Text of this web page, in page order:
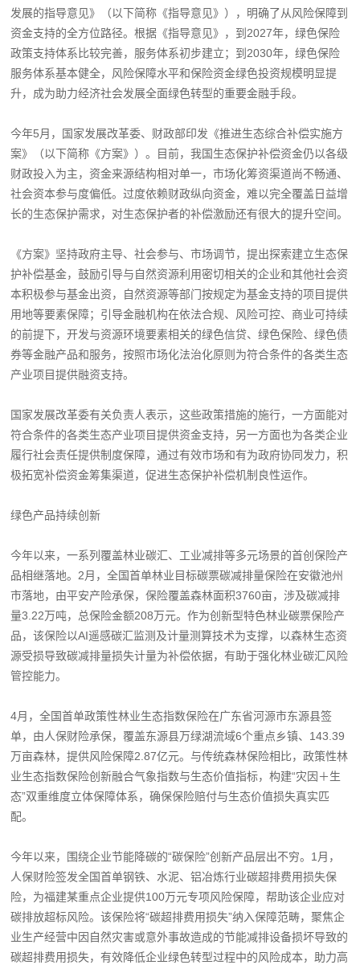
发展的指导意见》（以下简称《指导意见》），明确了从风险保障到
资金支持的全方位路径。根据《指导意见》，到2027年，绿色保险
政策支持体系比较完善，服务体系初步建立；到2030年，绿色保险
服务体系基本健全，风险保障水平和保险资金绿色投资规模明显提
升，成为助力经济社会发展全面绿色转型的重要金融手段。
今年5月，国家发展改革委、财政部印发《推进生态综合补偿实施方
案》（以下简称《方案》）。目前，我国生态保护补偿资金仍以各级
财政投入为主，资金来源结构相对单一，市场化筹资渠道尚不畅通、
社会资本参与度偏低。过度依赖财政纵向资金，难以完全覆盖日益增
长的生态保护需求，对生态保护者的补偿激励还有很大的提升空间。
《方案》坚持政府主导、社会参与、市场调节，提出探索建立生态保
护补偿基金，鼓励引导与自然资源利用密切相关的企业和其他社会资
本积极参与基金出资，自然资源等部门按规定为基金支持的项目提供
用地等要素保障；引导金融机构在依法合规、风险可控、商业可持续
的前提下，开发与资源环境要素相关的绿色信贷、绿色保险、绿色债
券等金融产品和服务，按照市场化法治化原则为符合条件的各类生态
产业项目提供融资支持。
国家发展改革委有关负责人表示，这些政策措施的施行，一方面能对
符合条件的各类生态产业项目提供资金支持，另一方面也为各类企业
履行社会责任提供制度保障，通过有效市场和有为政府协同发力，积
极拓宽补偿资金筹集渠道，促进生态保护补偿机制良性运作。
绿色产品持续创新
今年以来，一系列覆盖林业碳汇、工业减排等多元场景的首创保险产
品相继落地。2月，全国首单林业目标碳票碳减排量保险在安徽池州
市落地，由平安产险承保，保险覆盖森林面积3760亩，涉及碳减排
量3.22万吨，总保险金额208万元。作为创新型特色林业碳票保险产
品，该保险以AI遥感碳汇监测及计量测算技术为支撑，以森林生态资
源受损导致碳减排量损失计量为补偿依据，有助于强化林业碳汇风险
管控能力。
4月，全国首单政策性林业生态指数保险在广东省河源市东源县签
单，由人保财险承保，覆盖东源县万绿湖流域6个重点乡镇、143.39
万亩森林，提供风险保障2.87亿元。与传统森林保险相比，政策性林
业生态指数保险创新融合气象指数与生态价值指标，构建“灾因＋生
态”双重维度立体保障体系，确保保险赔付与生态价值损失真实匹
配。
今年以来，围绕企业节能降碳的“碳保险”创新产品层出不穷。1月，
人保财险签发全国首单钢铁、水泥、铝冶炼行业碳超排费用损失保
险，为福建某重点企业提供100万元专项风险保障，帮助该企业应对
碳排放超标风险。该保险将“碳超排费用损失”纳入保障范畴，聚焦企
业生产经营中因自然灾害或意外事故造成的节能减排设备损坏导致的
碳超排费用损失，有效降低企业绿色转型过程中的风险成本，助力高